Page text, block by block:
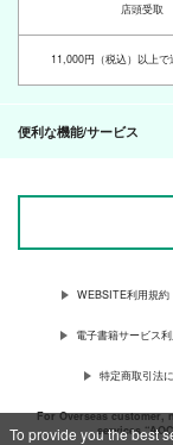
To provide you the best
作品詳細
770円（税込）
店頭受取
11,000円（税込）以上で
便利な機能/サービス
WEBSITE利用規約
電子書籍サービス
特定商取引法
For Overseas customer,
services